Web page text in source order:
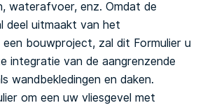
waterafvoer, enz. Omdat de
deel uitmaakt van het
bouwproject, zal dit Formulier u
integratie van de aangrenzende
wandbekledingen en daken.
om een uw vliesgevel met